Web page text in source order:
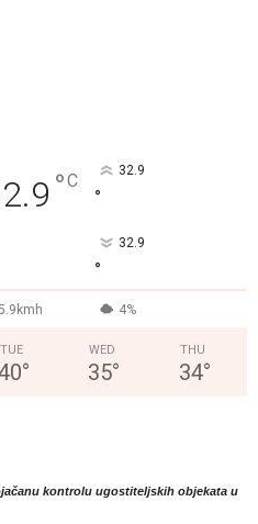
°C 32.9
°
32.9
°
4%
TUE
°
WED
35°
THU
34°
kontrolu ugostiteljskih objekata u